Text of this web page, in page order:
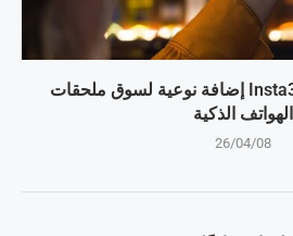
شاشة Snap من Insta360 إضافة نوعية لسوق ملحقات
الهواتف الذكية
26/04/08